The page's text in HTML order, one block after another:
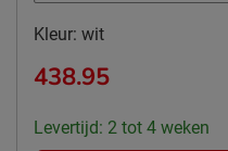
Kleur: wit
438.95
Levertijd: 2 tot 4 weken